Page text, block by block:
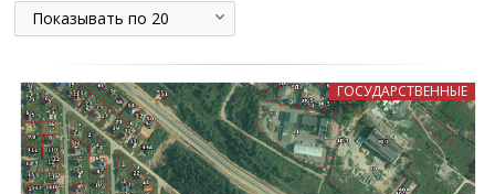
Показывать по 20
ГОСУДАРСТВЕННЫЕ